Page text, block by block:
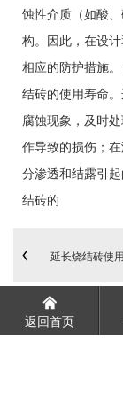
蚀性介质（如酸
构。因此，在设
相应的防护措施
结砖的使用寿命
腐蚀现象，及时
作导致的损伤；
分渗透和结露引
结砖的
延长烧结砖使
返回首页